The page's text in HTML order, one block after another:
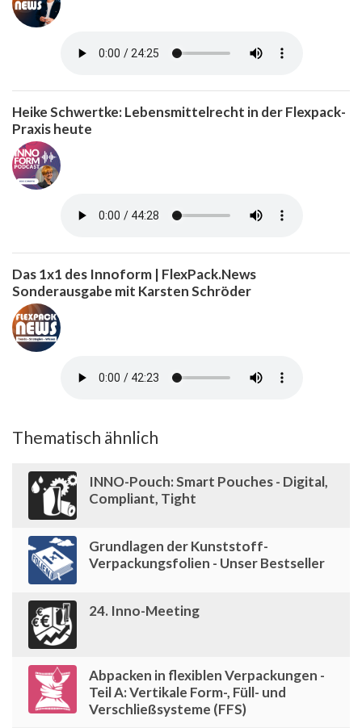
Heike Schwertke: Lebensmittelrecht in der Flexpack-
Praxis heute
Das 1x1 des Innoform | FlexPack.News
Sonderausgabe mit Karsten Schröder
Thematisch ähnlich
INNO-Pouch: Smart Pouches - Digital,
Compliant, Tight
Grundlagen der Kunststoff-
Verpackungsfolien - Unser Bestseller
24. Inno-Meeting
Abpacken in flexiblen Verpackungen -
Teil A: Vertikale Form-, Füll- und
Verschließsysteme (FFS)